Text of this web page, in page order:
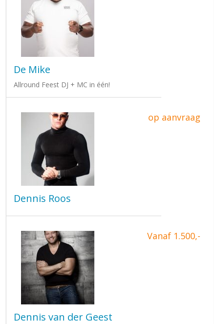
De Mike
Allround Feest DJ + MC in één!
Dennis Roos
op aanvraag
Dennis van der Geest
Vanaf 1.500,-